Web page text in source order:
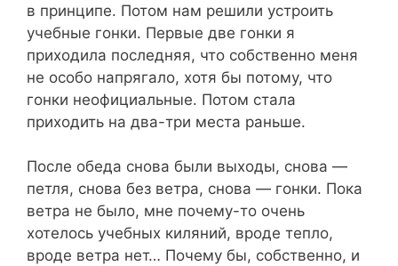
в принципе. Потом нам решили устроить
учебные гонки. Первые две гонки я
приходила последняя, что собственно меня
не особо напрягало, хотя бы потому, что
гонки неофициальные. Потом стала
приходить на два-три места раньше.
После обеда снова были выходы, снова —
петля, снова без ветра, снова — гонки. Пока
ветра не было, мне почему-то очень
хотелось учебных киляний, вроде тепло,
вроде ветра нет… Почему бы, собственно, и